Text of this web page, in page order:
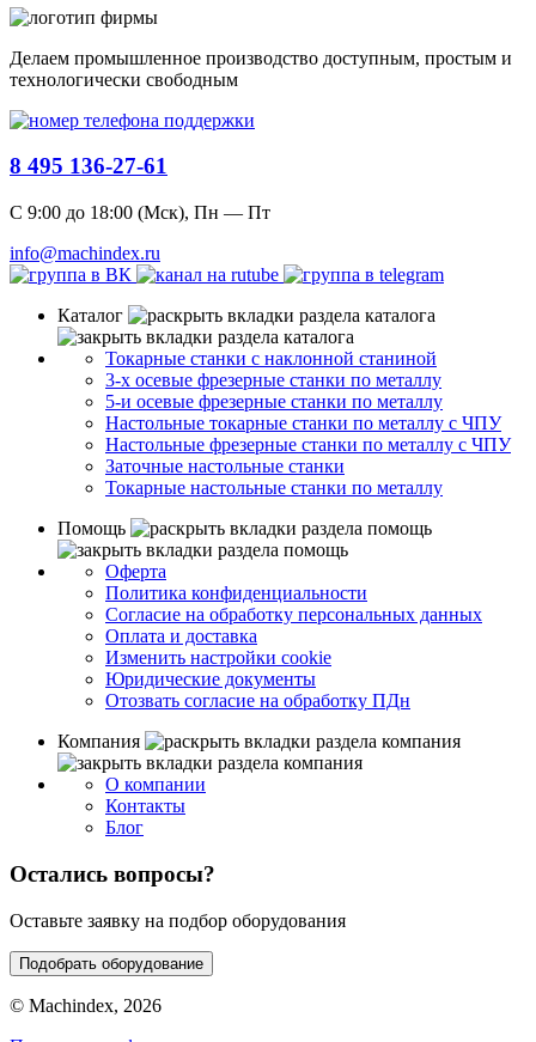
Делаем промышленное производство доступным, простым и
технологически свободным
8 495 136-27-61
С 9:00 до 18:00 (Мск), Пн — Пт
info@machindex.ru
Каталог
Токарные станки с наклонной станиной
3-х осевые фрезерные станки по металлу
5-и осевые фрезерные станки по металлу
Настольные токарные станки по металлу с ЧПУ
Настольные фрезерные станки по металлу с ЧПУ
Заточные настольные станки
Токарные настольные станки по металлу
Помощь
Оферта
Политика конфиденциальности
Согласие на обработку персональных данных
Оплата и доставка
Изменить настройки cookie
Юридические документы
Отозвать согласие на обработку ПДн
Компания
О компании
Контакты
Блог
Остались вопросы?
Оставьте заявку на подбор оборудования
Подобрать оборудование
© Machindex, 2026